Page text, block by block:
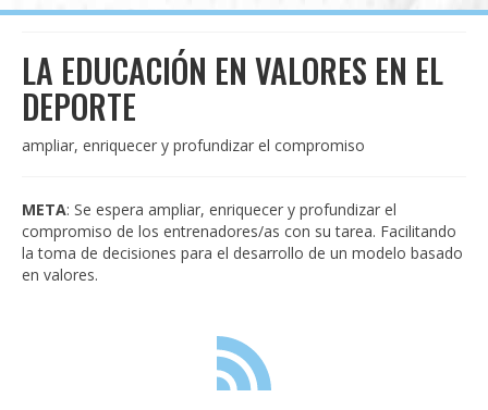
INSTITUCIONAL
CAPACITACIONES
CONTACTO
LA EDUCACIÓN EN VALORES EN EL
DEPORTE
ampliar, enriquecer y profundizar el compromiso
META: Se espera ampliar, enriquecer y profundizar el
compromiso de los entrenadores/as con su tarea. Facilitando
la toma de decisiones para el desarrollo de un modelo basado
en valores.